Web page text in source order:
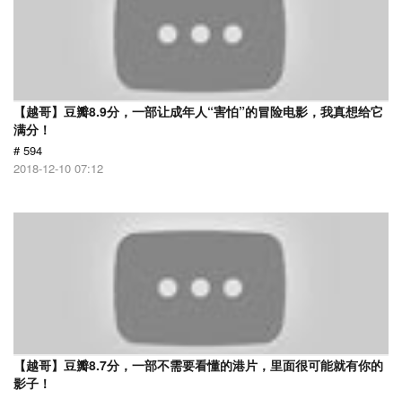
【越哥】豆瓣8.9分，一部让成年人“害怕”的冒险电影，我真想给它
满分！
# 594
2018-12-10 07:12
【越哥】豆瓣8.7分，一部不需要看懂的港片，里面很可能就有你的
影子！